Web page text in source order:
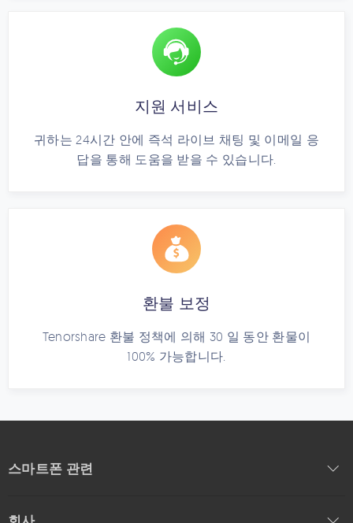
지원 서비스
귀하는 24시간 안에 즉석 라이브 채팅 및 이메일 응
답을 통해 도움을 받을 수 있습니다.
환불 보정
Tenorshare 환불 정책에 의해 30 일 동안 환물이
100% 가능합니다.
스마트폰 관련